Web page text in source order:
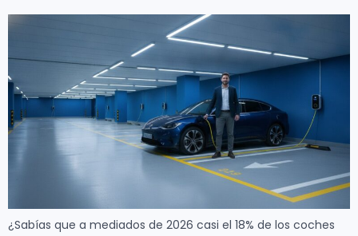
¿Sabías que a mediados de 2026 casi el 18% de los coches